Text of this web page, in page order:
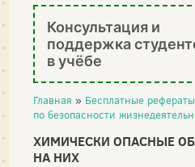
Консультация и
поддержка
в учёбе
Главная » Бесплатные рефераты
по безопасности
ХИМИЧЕСКИ ОПАСНЫЕ
НА НИХ